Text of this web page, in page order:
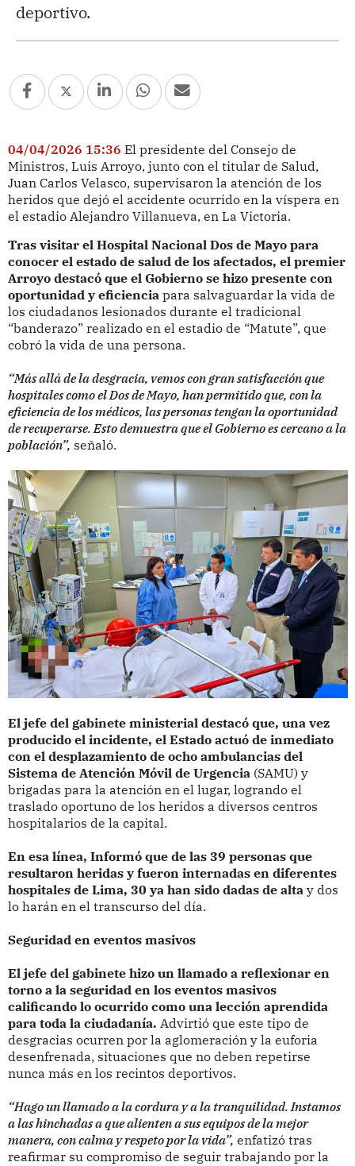
deportivo.
04/04/2026 15:36 El presidente del Consejo de
Ministros, Luis Arroyo, junto con el titular de Salud,
Juan Carlos Velasco, supervisaron la atención de los
heridos que dejó el accidente ocurrido en la víspera en
el estadio Alejandro Villanueva, en La Victoria.
Tras visitar el Hospital Nacional Dos de Mayo para
conocer el estado de salud de los afectados, el premier
Arroyo destacó que el Gobierno se hizo presente con
oportunidad y eficienciapara salvaguardar la vida de
los ciudadanos lesionados durante el tradicional
“banderazo” realizado en el estadio de “Matute”, que
cobró la vida de una persona.
“Más allá de la desgracia, vemos con gran satisfacción que
hospitales como el Dos de Mayo, han permitido que, con la
eficiencia de los médicos, las personas tengan la oportunidad
de recuperarse. Esto demuestra que el Gobierno es cercano a la
población”, señaló.
El jefe del gabinete ministerial destacó que, una vez
producido el incidente, el Estado actuó de inmediato
con el desplazamiento de ocho ambulancias del
Sistema de Atención Móvil de Urgencia (SAMU) y
brigadas para la atención en el lugar, logrando el
traslado oportuno de los heridos a diversos centros
hospitalarios de la capital.
En esa línea, Informó que de las 39 personas que
resultaron heridas y fueron internadas en diferentes
hospitales de Lima, 30 ya han sido dadas de alta y dos
lo harán en el transcurso del día.
Seguridad en eventos masivos
El jefe del gabinete hizo un llamado a reflexionar en
torno a la seguridad en los eventos masivos
calificando lo ocurrido como una lección aprendida
para toda la ciudadanía. Advirtió que este tipo de
desgracias ocurren por la aglomeración y la euforia
desenfrenada, situaciones que no deben repetirse
nunca más en los recintos deportivos.
“Hago un llamado a la cordura y a la tranquilidad. Instamos
a las hinchadas a que alienten a sus equipos de la mejor
manera, con calma y respeto por la vida”, enfatizó tras
reafirmar su compromiso de seguir trabajando por la